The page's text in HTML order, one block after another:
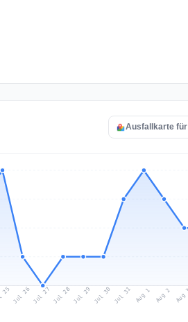
Ausfallkarte für
Jul 26Jul 27 Jul 28Jul 29 Jul 30 Jul 31 Aug 1 Aug 2 Aug